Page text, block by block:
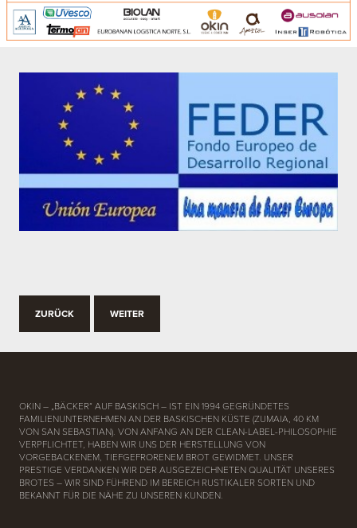
ZURÜCK WEITER
OKIN – „BÄCKER“ AUF BASKISCH – IST EIN 1994 GEGRÜNDETES
FAMILIENUNTERNEHMEN AN DER BASKISCHEN KÜSTE (ZUMAIA, 40 KM
VON SAN SEBASTIAN). VON ANFANG AN DER CLEAN-LABEL-PHILOSOPHIE
VERPFLICHTET, HABEN WIR UNS DER HERSTELLUNG VON
VORGEBACKENEM, TIEFGEFRORENEM BROT GEWIDMET. UNSER
PRESTIGE VERDANKEN WIR DER AUSGEZEICHNETEN QUALITÄT UNSERES
BROTES – WIR SIND FÜHREND IM BEREICH RUSTIKALER SORTEN UND
BEKANNT FÜR DIE NÄHE ZU UNSEREN KUNDEN.